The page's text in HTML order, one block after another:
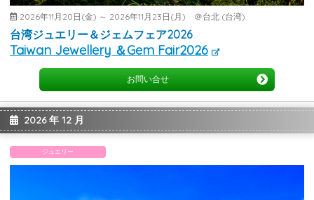
2026年11月20日(金) ～ 2026年11月23日(月) ＠台北 (台湾)
台湾ジュエリー＆ジェムフェア2026
Taiwan Jewellery ＆Gem Fair2026
お問い合せ
2026 年 12 月
ジュエリー